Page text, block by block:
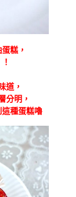
糕，
道，
分明，
種蛋糕嚕